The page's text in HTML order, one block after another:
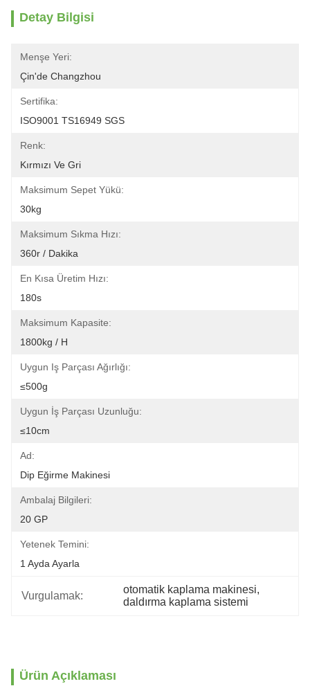
Detay Bilgisi
Menşe Yeri:
Çin'de Changzhou
Sertifika:
ISO9001 TS16949 SGS
Renk:
Kırmızı Ve Gri
Maksimum Sepet Yükü:
30kg
Maksimum Sıkma Hızı:
360r / Dakika
En Kısa Üretim Hızı:
180s
Maksimum Kapasite:
1800kg / H
Uygun Iş Parçası Ağırlığı:
≤500g
Uygun İş Parçası Uzunluğu:
≤10cm
Ad:
Dip Eğirme Makinesi
Ambalaj Bilgileri:
20 GP
Yetenek Temini:
1 Ayda Ayarla
Vurgulamak:
otomatik kaplama makinesi,
daldırma kaplama sistemi
Ürün Açıklaması